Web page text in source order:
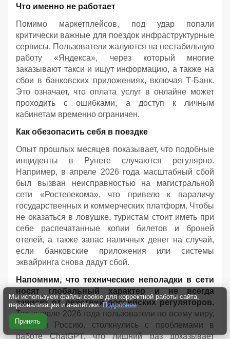
Что именно не работает
Помимо маркетплейсов, под удар попали
критически важные для поездок инфраструктурные
сервисы. Пользователи жалуются на нестабильную
работу «Яндекса», через который многие
заказывают такси и ищут информацию, а также на
сбои в банковских приложениях, включая Т-Банк.
Это означает, что оплата услуг в онлайне может
проходить с ошибками, а доступ к личным
кабинетам временно ограничен.
Как обезопасить себя в поездке
Опыт прошлых месяцев показывает, что подобные
инциденты в Рунете случаются регулярно.
Например, в апреле 2026 года масштабный сбой
был вызван неисправностью на магистральной
сети «Ростелекома», что привело к параличу
государственных и коммерческих платформ. Чтобы
не оказаться в ловушке, туристам стоит иметь при
себе распечатанные копии билетов и броней
отелей, а также запас наличных денег на случай,
если банковские приложения или системы
эквайринга снова дадут сбой.
Напомним, что технические неполадки в сети
носят глобальный характер и не всегда
зависят от действий российских регуляторов.
Так, в июле 2026 года пользователи по всему миру,
включая Россию, столкнулись с проблемами в
работе ChatGPT, что лишний раз доказывает
Мы используем файлы cookie для корректной работы сайта,
персонализации и аналитики. Подробнее
Принять